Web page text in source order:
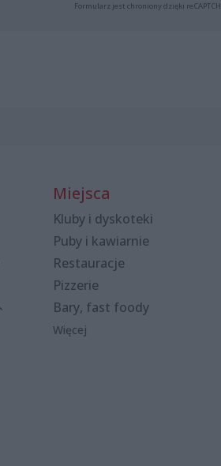
Formularz jest chroniony dzięki
Miejsca
Kluby i dyskoteki
Puby i kawiarnie
Restauracje
Pizzerie
Bary, fast foody
Więcej